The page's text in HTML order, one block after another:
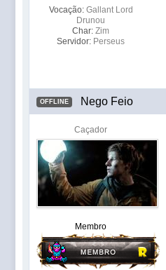
Vocação: Gallant Lord
Drunou
Char: Zim
Servidor: Perseus
OFFLINE Nego Feio
Caçador
Membro